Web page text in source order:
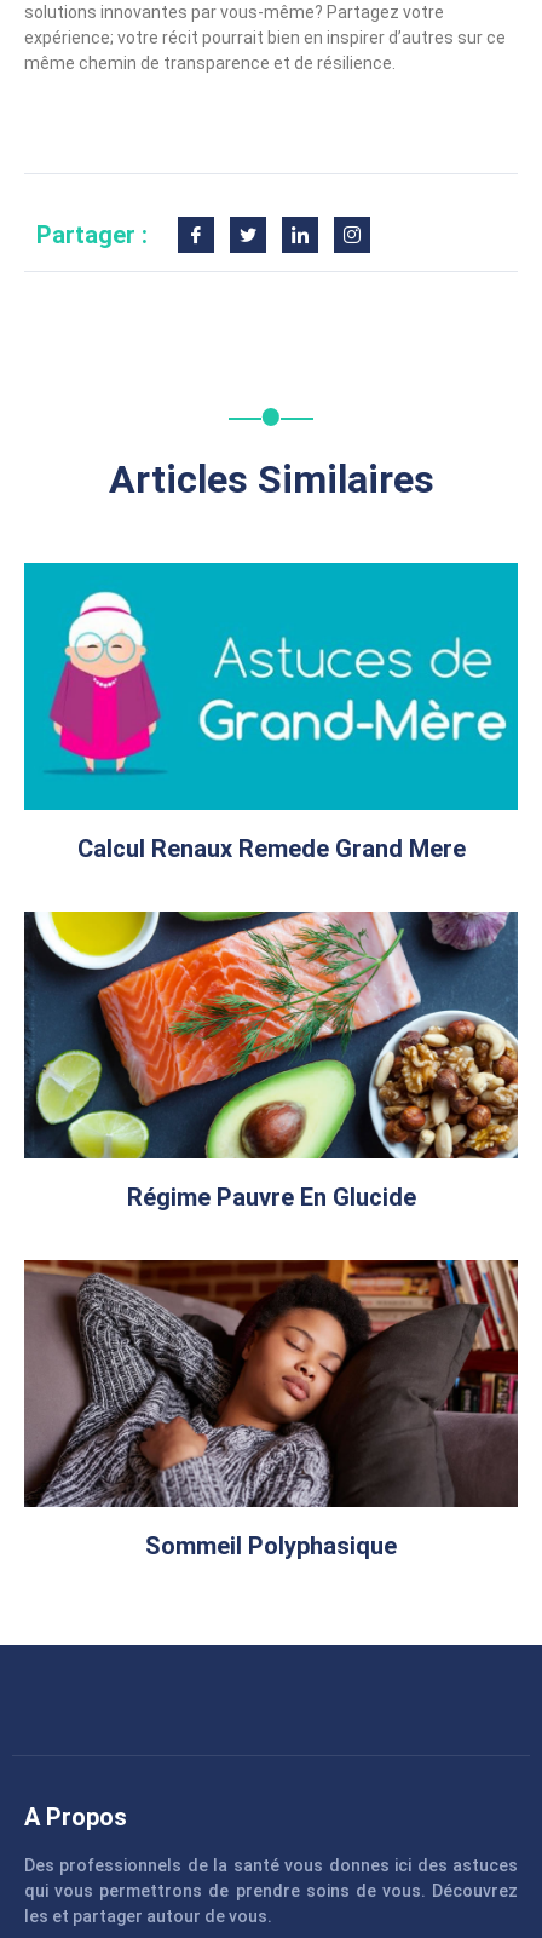
solutions innovantes par vous-même? Partagez votre
expérience; votre récit pourrait bien en inspirer d’autres sur ce
même chemin de transparence et de résilience.
Partager :
Articles Similaires
Calcul Renaux Remede Grand Mere
Régime Pauvre En Glucide
Sommeil Polyphasique
A Propos
Des professionnels de la santé vous donnes ici des astuces
qui vous permettrons de prendre soins de vous. Découvrez
les et partager autour de vous.